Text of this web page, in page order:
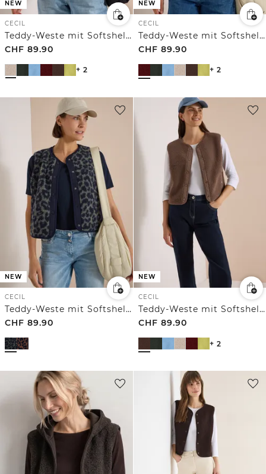
NEW
CECIL
Teddy-Weste mit Softshelldetails
CHF 89.90
+ 2
NEW
CECIL
Teddy-Weste mit Softshelldetails
CHF 89.90
+ 2
NEW
CECIL
Teddy-Weste mit Softshelldetails und Leo-Muster
CHF 89.90
NEW
CECIL
Teddy-Weste mit Softshelldetails
CHF 89.90
+ 2